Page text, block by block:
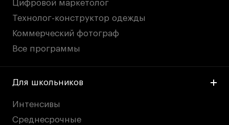
Цифровой маркетолог
Технолог-конструктор одежды
Коммерческий фотограф
Все программы
Для школьников
Интенсивы
Среднесрочные